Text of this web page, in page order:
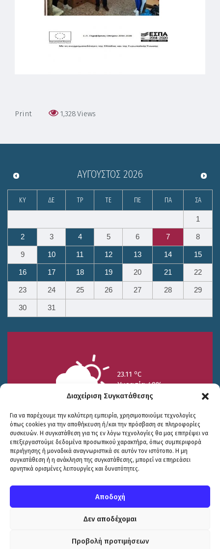
Διαχείριση Συγκατάθεσης
Για να παρέχουμε την καλύτερη εμπειρία, χρησιμοποιούμε τεχνολογίες
όπως cookies για την αποθήκευση ή/και την πρόσβαση σε πληροφορίες
συσκευών. Η συγκατάθεση για τις εν λόγω τεχνολογίες θα μας επιτρέψει να
επεξεργαστούμε δεδομένα προσωπικού χαρακτήρα, όπως συμπεριφορά
περιήγησης ή μοναδικά αναγνωριστικά σε αυτόν τον ιστότοπο. Η μη
συγκατάθεση ή η ανάκληση της συγκατάθεσης, μπορεί να επηρεάσει
αρνητικά ορισμένες λειτουργίες και δυνατότητες.
Αποδοχή
Δεν αποδέχομαι
Προβολή προτιμήσεων
Print 1,328Views
ΑΎΓΟΥΣΤΟΣ 2026
ΚΥ ΔΕ ΤΡ ΤΕ ΠΕ ΠΑ ΣΑ
1
2 3 4 5 6 7 8
9 10 11 12 13 14 15
16 17 18 19 20 21 22
23 24 25 26 27 28 29
30 31
23.11 oC
Υγρασία 49%
25/7
15.73 oC
26/7
17.99oC
27/7
20.94oC
© COPYRIGHT ΔΗΜΟΣ ΣΟΥΛΙΟΥ 2026
ΕΓΚΡΙΤΟΣ GROUP